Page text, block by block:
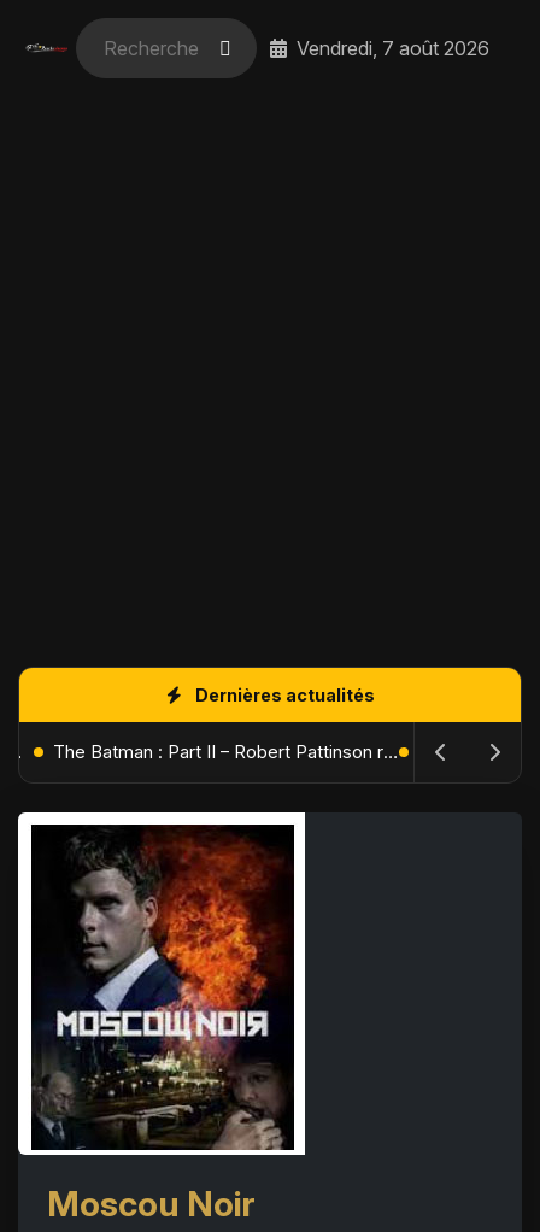
Vendredi, 7 août 2026
Dernières actualités
L'Âge de Glace : Le Réveil du Volcan – Manny, Sid et Diego de retour pour une aventure explosive The Batman : Part II – Robert Pattinson replonge dans les ténèbres de Gotham dès octobre 2027
Moscou Noir